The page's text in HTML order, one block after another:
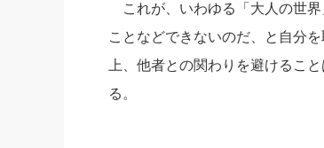
これが、いわゆる「大人の世界
ことなどできないのだ、と自分
上、他者との関わりを避けるこ
る。